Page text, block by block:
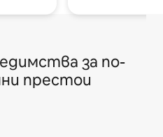
за по-
престои